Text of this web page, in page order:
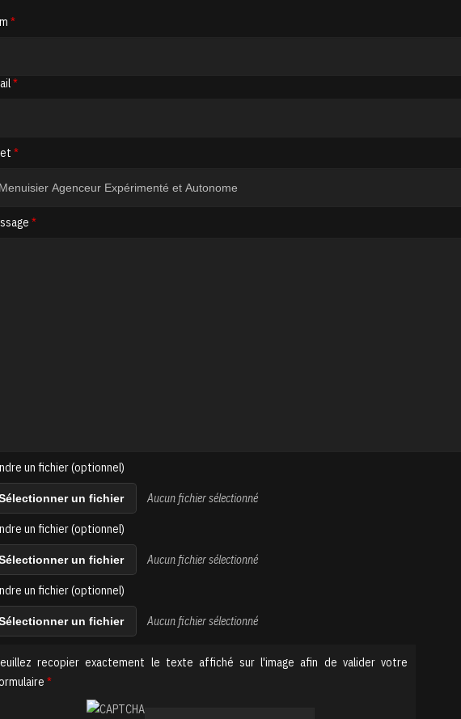
*
*
*
*
un fichier (optionnel)
un fichier Aucun fichier sélectionné
un fichier (optionnel)
un fichier Aucun fichier sélectionné
un fichier (optionnel)
un fichier Aucun fichier sélectionné
recopier exactement le texte affiché sur l'image afin de valider votre
*